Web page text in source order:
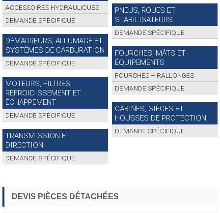
ACCESSOIRES HYDRAULIQUES
DEMANDE SPÉCIFIQUE
DÉMARREURS, ALLUMAGE ET
SYSTÈMES DE CARBURATION
DEMANDE SPÉCIFIQUE
MOTEURS, FILTRES,
REFROIDISSEMENT ET
ÉCHAPPEMENT
DEMANDE SPÉCIFIQUE
TRANSMISSION ET
DIRECTION
DEMANDE SPÉCIFIQUE
PNEUS, ROUES ET
STABILISATEURS
DEMANDE SPÉCIFIQUE
FOURCHES, MÂTS ET
ÉQUIPEMENTS
FOURCHES – RALLONGES
DEMANDE SPÉCIFIQUE
CABINES, SIÈGES ET
HOUSSES DE PROTECTION
DEMANDE SPÉCIFIQUE
DEVIS PIÈCES DÉTACHÉES